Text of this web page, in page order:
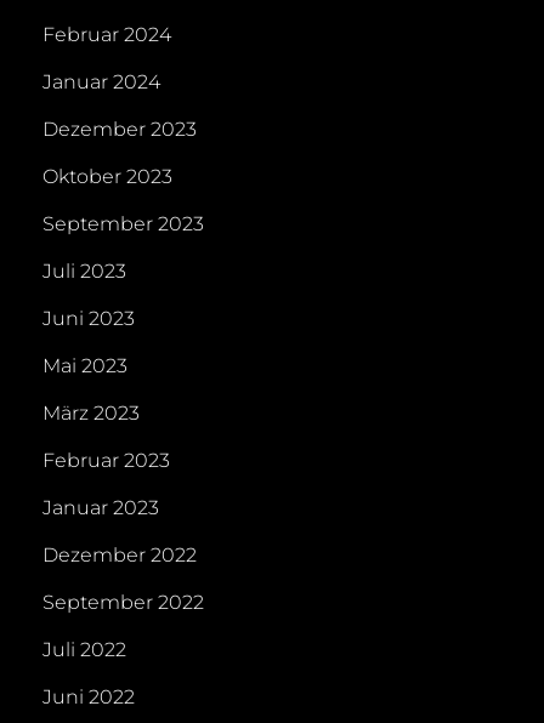
Februar 2024
Januar 2024
Dezember 2023
Oktober 2023
September 2023
Juli 2023
Juni 2023
Mai 2023
März 2023
Februar 2023
Januar 2023
Dezember 2022
September 2022
Juli 2022
Juni 2022